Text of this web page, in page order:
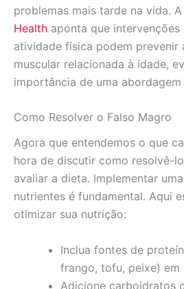
problemas mais tarde na vida. A
Health aponta que
atividade física podem prevenir
muscular relacionada à idade,
importância de uma
Como Resolver o Falso Magro
Agora que entendemos o que
hora de discutir como resolvê-
avaliar a dieta. Implementar
nutrientes é fundamental. Aqui
otimizar sua nutrição:
Inclua fontes de
frango, tofu, peixe) em
Adicione carboidratos